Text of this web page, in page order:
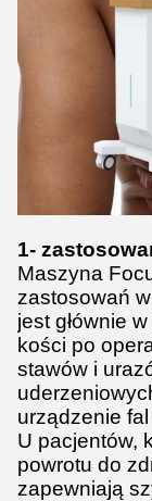
1-
Maszyna
zastosowań
jest głównie
kości po
stawów i
urządzenie
U pacjentów,
powrotu do
zapewniają